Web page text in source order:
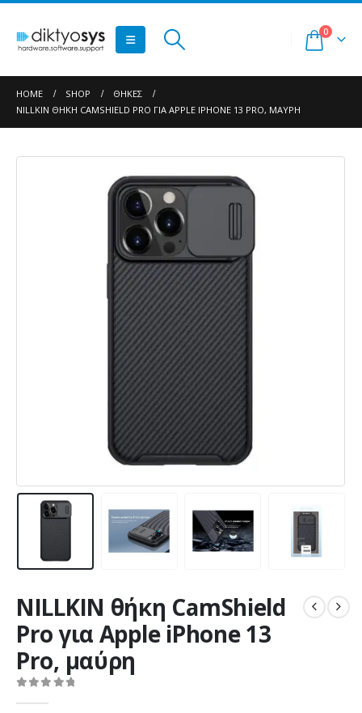
0
HOME SHOP
ΘΉΚΕΣ
NILLKIN ΘΉΚΗ CAMSHIELD PRO ΓΙΑ APPLE IPHONE 13 PRO, ΜΑΎΡΗ
NILLKIN θήκη CamShield
Pro για Apple iPhone 13
Pro, μαύρη